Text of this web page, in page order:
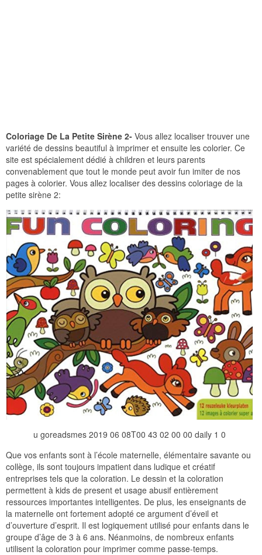
Coloriage De La Petite Sirène 2- Vous allez localiser trouver une
variété de dessins beautiful à imprimer et ensuite les colorier. Ce
site est spécialement dédié à children et leurs parents
convenablement que tout le monde peut avoir fun imiter de nos
pages à colorier. Vous allez localiser des dessins coloriage de la
petite sirène 2:
u goreadsmes 2019 06 08T00 43 02 00 00 daily 1 0
Que vos enfants sont à l’école maternelle, élémentaire savante ou
collège, ils sont toujours impatient dans ludique et créatif
entreprises tels que la coloration. Le dessin et la coloration
permettent à kids de present et usage abusif entièrement
ressources importantes intelligentes. De plus, les enseignants de
la maternelle ont fortement adopté ce argument d’éveil et
d’ouverture d’esprit. Il est logiquement utilisé pour enfants dans le
groupe d’âge de 3 à 6 ans. Néanmoins, de nombreux enfants
utilisent la coloration pour imprimer comme passe-temps.